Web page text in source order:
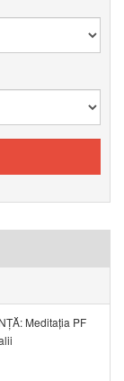
Meditația PF